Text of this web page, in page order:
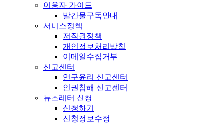
이용자 가이드
발간물구독안내
서비스정책
저작권정책
개인정보처리방침
이메일수집거부
신고센터
연구윤리 신고센터
인권침해 신고센터
뉴스레터 신청
신청하기
신청정보수정